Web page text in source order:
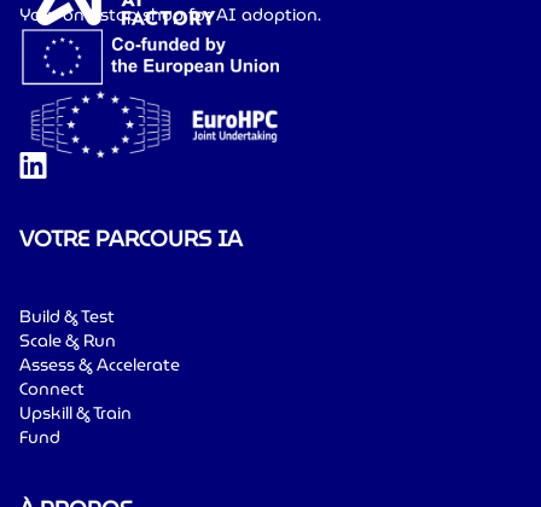
Your one-stop shop for AI adoption.
VOTRE PARCOURS IA
Build & Test
Scale & Run
Assess & Accelerate
Connect
Upskill & Train
Fund